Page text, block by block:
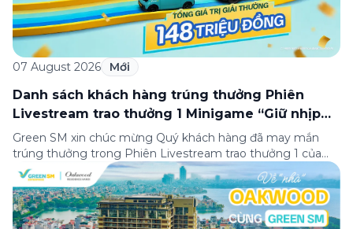
07 August 2026 Mới
Danh sách khách hàng trúng thưởng Phiên
Livestream trao thưởng 1 Minigame “Giữ nhịp
cuộc vui”
Green SM xin chúc mừng Quý khách hàng đã may mắn
trúng thưởng trong Phiên Livestream trao thưởng 1 của
Minigame “Giữ nhịp cuộc vui”, được phát sóng trực tiếp
trên Fanpage và TikTok Green SM từ 20:00 – 21:00 ngày
04/08/2026. Phiên livestream đã diễn ra công khai với sự
theo dõi của đông […]